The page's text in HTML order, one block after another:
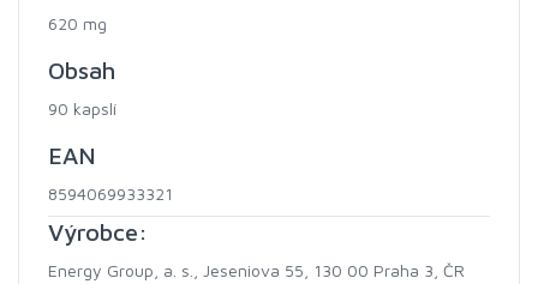
620 mg
Obsah
90 kapslí
EAN
8594069933321
Výrobce:
Energy Group, a. s., Jeseniova 55, 130 00 Praha 3, ČR